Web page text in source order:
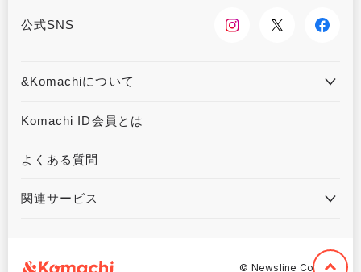
公式SNS
&Komachiについて
&Komachiとは
Komachi ID会員とは
よくある質問
関連サービス
©︎ Newsline Co,. Ltd.